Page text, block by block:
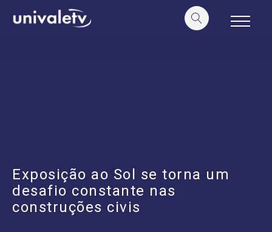
conteúdo
Exposição ao Sol se torna um
desafio constante nas
construções civis